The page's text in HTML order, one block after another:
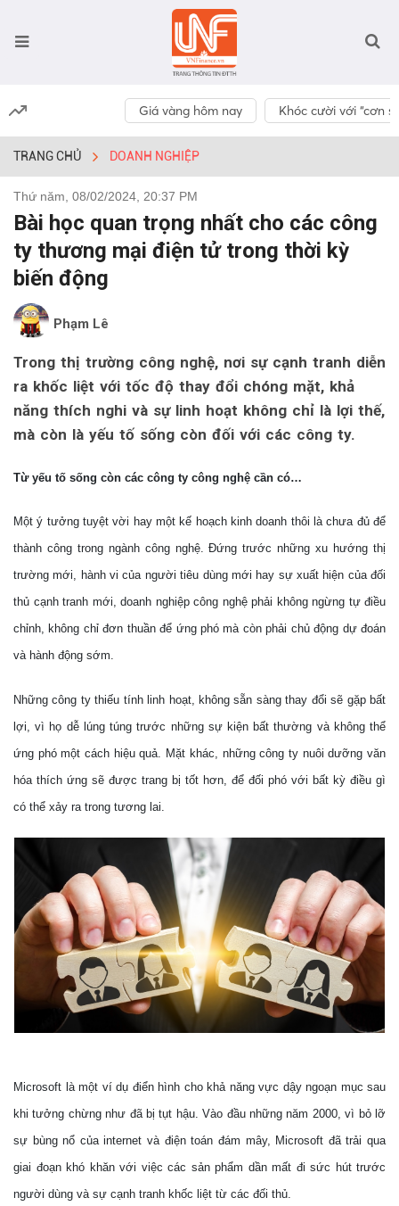
Giá vàng hôm nay Khóc cười với “cơn
TRANG CHỦ DOANH NGHIỆP
Thứ năm, 08/02/2024, 20:37 PM
Bài học quan trọng nhất cho các công
ty thương mại điện tử trong thời kỳ
biến động
Phạm Lê
Trong thị trường công nghệ, nơi sự cạnh tranh diễn
ra khốc liệt với tốc độ thay đổi chóng mặt, khả
năng thích nghi và sự linh hoạt không chỉ là lợi thế,
mà còn là yếu tố sống còn đối với các công ty.
Từ yếu tố sống còn các công ty công nghệ cần có…
Một ý tưởng tuyệt vời hay một kế hoạch kinh doanh thôi là chưa đủ để
thành công trong ngành công nghệ. Đứng trước những xu hướng thị
trường mới, hành vi của người tiêu dùng mới hay sự xuất hiện của đối
thủ cạnh tranh mới, doanh nghiệp công nghệ phải không ngừng tự điều
chỉnh, không chỉ đơn thuần để ứng phó mà còn phải chủ động dự đoán
và hành động sớm.
Những công ty thiếu tính linh hoạt, không sẵn sàng thay đổi sẽ gặp bất
lợi, vì họ dễ lúng túng trước những sự kiện bất thường và không thể
ứng phó một cách hiệu quả. Mặt khác, những công ty nuôi dưỡng văn
hóa thích ứng sẽ được trang bị tốt hơn, để đối phó với bất kỳ điều gì
có thể xảy ra trong tương lai.
Microsoft là một ví dụ điển hình cho khả năng vực dậy ngoạn mục sau
khi tưởng chừng như đã bị tụt hậu. Vào đầu những năm 2000, vì bỏ lỡ
sự bùng nổ của internet và điện toán đám mây, Microsoft đã trải qua
giai đoạn khó khăn với việc các sản phẩm dần mất đi sức hút trước
người dùng và sự cạnh tranh khốc liệt từ các đối thủ.